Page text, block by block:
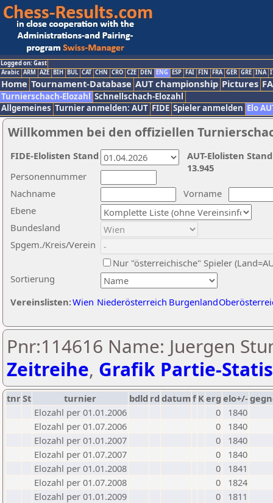
Logged on: Gast
Arabic ARM AZE BIH BUL CAT CHN CRO CZE DEN ENG ESP FAI FIN FRA GER GRE INA
Home Tournament-Database AUT championship Pictures
Turnierschach-Elozahl Schnellschach-Elozahl
Allgemeines Turnier anmelden: AUT FIDE Spieler anmelden Elo
Willkommen bei den offiziellen
Nachname
Vorname
Ebene
Sortierung
Personennummer
Bundesland
Spgem./Kreis/Verein
Nur "österreichische" Spieler
Vereinslisten:Wien Niederösterreich Burgenland
AUT-Elolisten
13.945
FIDE-Elolisten Stand
Pnr:114616 Name: Juergen
Zeitreihe, Grafik Partie-
tnrSt turnier bdld rd datumf Kerg elo+/-
Elozahl per 01.01.2006
0
1840
Elozahl per 01.07.2006
0
1840
Elozahl per 01.01.2007
0
1840
Elozahl per 01.07.2007
0
1840
Elozahl per 01.01.2008
0
1841
Elozahl per 01.07.2008
0
1824
Elozahl per 01.01.2009
0
1811